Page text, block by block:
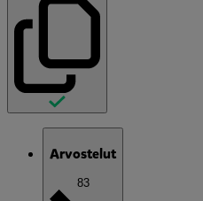
Arvostelut
83